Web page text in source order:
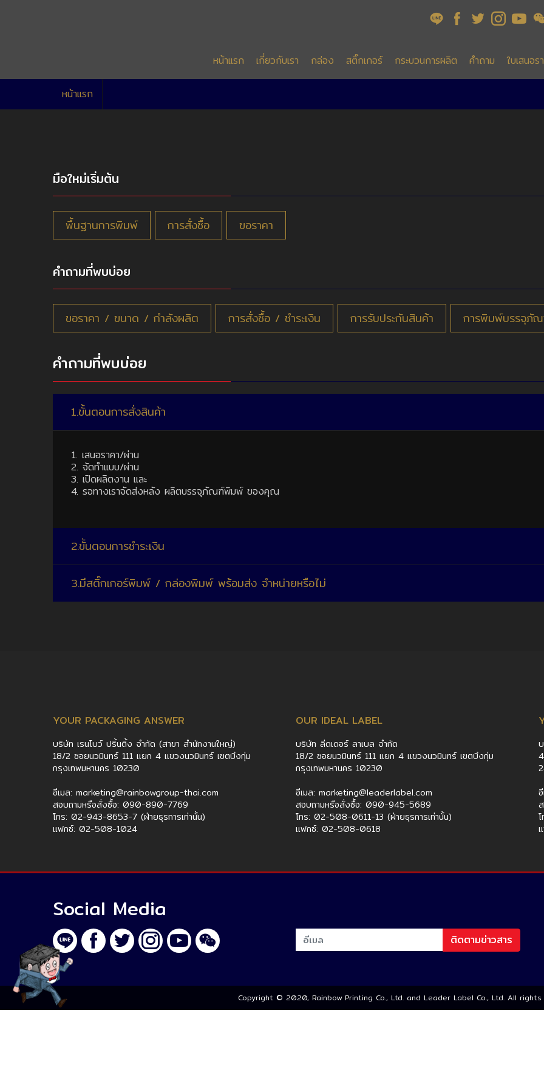
หน้าแรก เกี่ยวกับเรา กล่อง สติ๊กเกอร์ กระบวนการผลิต คำถาม ใบเสนอร
หน้าแรก
มือใหม่เริ่มต้น
พื้นฐานการพิมพ์ การสั่งซื้อ ขอราคา
คำถามที่พบบ่อย
ขอราคา / ขนาด / กำลังผลิต การสั่งซื้อ ​/ ชำระเงิน การรับประกันสินค้า การพิมพ์บรรจุภั
คำถามที่พบบ่อย
1.ขั้นตอนการสั่งสินค้า
1. เสนอราคา/ผ่าน
2. จัดทำแบบ/ผ่าน
3. เปิดผลิตงาน และ
4. รอทางเราจัดส่งหลัง ผลิตบรรจุภัณฑ์พิมพ์ ของคุณ
2.ขั้นตอนการชำระเงิน
3.มีสติ๊กเกอร์พิมพ์ / กล่องพิมพ์ พร้อมส่ง จำหน่ายหรือไม่
YOUR PACKAGING ANSWER
บริษัท เรนโบว์ ปริ้นติ้ง จำกัด (สาขา สำนักงานใหญ่)
18/2 ซอยนวมินทร์ 111 แยก 4 แขวงนวมินทร์ เขตบึงกุ่ม
กรุงเทพมหานคร 10230
อีเมล: marketing@rainbowgroup-thai.com
สอบถามหรือสั่งซื้อ: 090-890-7769
โทร: 02-943-8653-7 (ฝ่ายธุรการเท่านั้น)
แฟกซ์: 02-508-1024
OUR IDEAL LABEL
บริษัท ลีดเดอร์ ลาเบล จำกัด
18/2 ซอยนวมินทร์ 111 แยก 4 แขวงนวมินทร์ เขตบึงกุ่ม
กรุงเทพมหานคร 10230
อีเมล: marketing@leaderlabel.com
สอบถามหรือสั่งซื้อ: 090-945-5689
โทร: 02-508-0611-13 (ฝ่ายธุรการเท่านั้น)
แฟกซ์: 02-508-0618
Social Media
ติดตามข่าวสาร
Copyright © 2020, Rainbow Printing Co., Ltd. and Leader Label Co., Ltd. All